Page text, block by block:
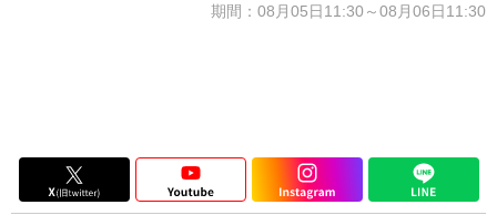
期間：08月05日11:30～08月06日11:30